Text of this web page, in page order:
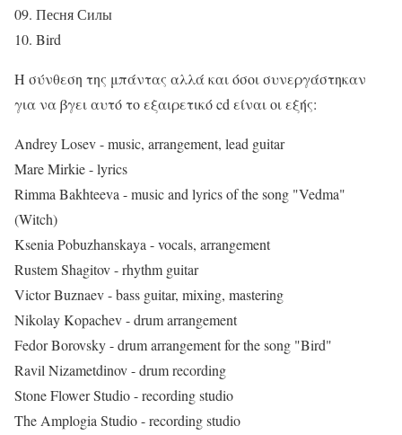
09. Песня Силы
10. Bird
Η σύνθεση της μπάντας αλλά και όσοι συνεργάστηκαν
για να βγει αυτό το εξαιρετικό cd είναι οι εξής:
Andrey Losev - music, arrangement, lead guitar
Mare Mirkie - lyrics
Rimma Bakhteeva - music and lyrics of the song "Vedma"
(Witch)
Ksenia Pobuzhanskaya - vocals, arrangement
Rustem Shagitov - rhythm guitar
Victor Buznaev - bass guitar, mixing, mastering
Nikolay Kopachev - drum arrangement
Fedor Borovsky - drum arrangement for the song "Bird"
Ravil Nizametdinov - drum recording
Stone Flower Studio - recording studio
The Amplogia Studio - recording studio